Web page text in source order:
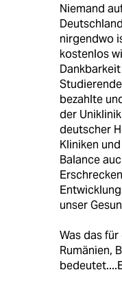
Niemand
nirgendwo
kostenlos
bezahlte
der
deutscher
Kliniken
Balance
unser
Was das
Rumänien,